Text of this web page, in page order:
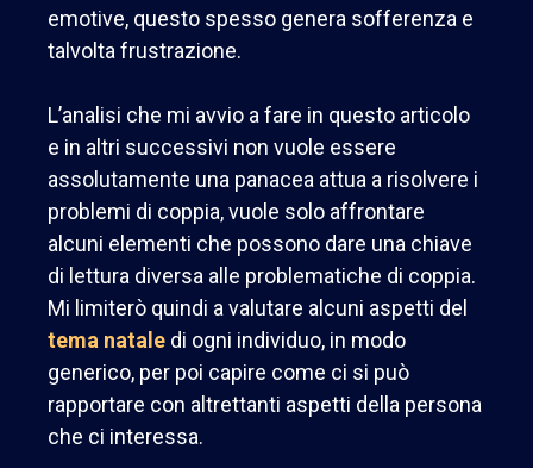
emotive, questo spesso genera sofferenza e
talvolta frustrazione.
L’analisi che mi avvio a fare in questo articolo
e in altri successivi non vuole essere
assolutamente una panacea attua a risolvere i
problemi di coppia, vuole solo affrontare
alcuni elementi che possono dare una chiave
di lettura diversa alle problematiche di coppia.
Mi limiterò quindi a valutare alcuni aspetti del
tema natale di ogni individuo, in modo
generico, per poi capire come ci si può
rapportare con altrettanti aspetti della persona
che ci interessa.